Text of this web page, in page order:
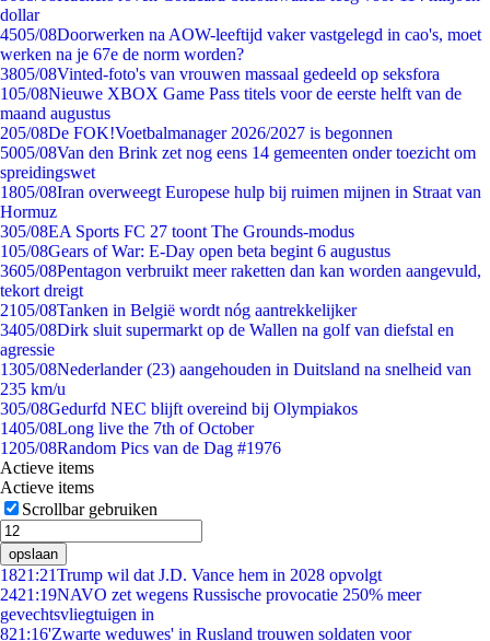
dollar
4505/08Doorwerken na AOW-leeftijd vaker vastgelegd in cao's, moet
werken na je 67e de norm worden?
3805/08Vinted-foto's van vrouwen massaal gedeeld op seksfora
105/08Nieuwe XBOX Game Pass titels voor de eerste helft van de
maand augustus
205/08De FOK!Voetbalmanager 2026/2027 is begonnen
5005/08Van den Brink zet nog eens 14 gemeenten onder toezicht om
spreidingswet
1805/08Iran overweegt Europese hulp bij ruimen mijnen in Straat van
Hormuz
305/08EA Sports FC 27 toont The Grounds-modus
105/08Gears of War: E-Day open beta begint 6 augustus
3605/08Pentagon verbruikt meer raketten dan kan worden aangevuld,
tekort dreigt
2105/08Tanken in België wordt nóg aantrekkelijker
3405/08Dirk sluit supermarkt op de Wallen na golf van diefstal en
agressie
1305/08Nederlander (23) aangehouden in Duitsland na snelheid van
235 km/u
305/08Gedurfd NEC blijft overeind bij Olympiakos
1405/08Long live the 7th of October
1205/08Random Pics van de Dag #1976
Actieve items
Actieve items
Scrollbar gebruiken
opslaan
1821:21Trump wil dat J.D. Vance hem in 2028 opvolgt
2421:19NAVO zet wegens Russische provocatie 250% meer
gevechtsvliegtuigen in
821:16'Zwarte weduwes' in Rusland trouwen soldaten voor